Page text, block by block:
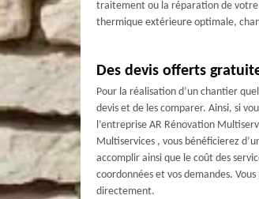
traitement ou la réparation de votre
thermique extérieure optimale,
Des devis offerts
Pour la réalisation d’un chantier
devis et de les comparer. Ainsi, si
l’entreprise AR Rénovation
Multiservices , vous bénéficierez
accomplir ainsi que le coût des
coordonnées et vos demandes.
directement.